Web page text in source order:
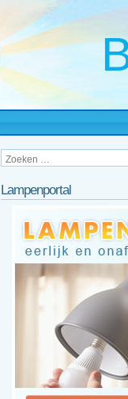
Lampenportal